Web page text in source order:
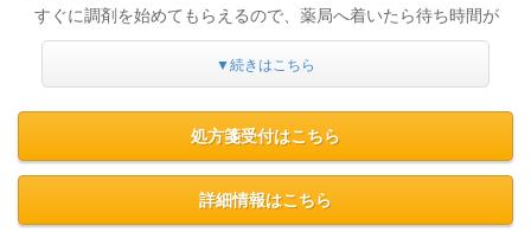
すぐに調剤を始めてもらえるので、薬局へ着いたら待ち時間が
少なく受け取れます。
●薬局で薬が用意出来ると登録したメールアドレスに連絡が来るの
で時間を有効活用できます！
●画像なのでFAXより鮮明で処方内容が正確に薬局に送れます。
▼続きはこちら
処方箋受付はこちら
詳細情報はこちら